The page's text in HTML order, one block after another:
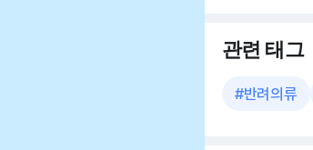
관련 태그
#반려의류